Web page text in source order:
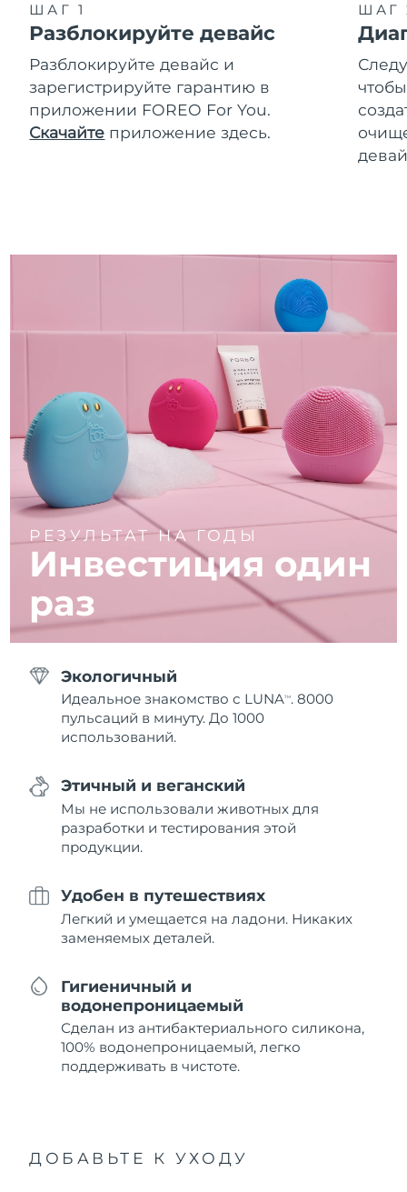
ШАГ 1
Разблокируйте девайс
Разблокируйте девайс и
зарегистрируйте гарантию в
приложении FOREO For You.
Скачайте приложение здесь.
ШАГ
РЕЗУЛЬТАТ НА ГОДЫ
Инвестиция один
раз
Экологичный
Идеальное знакомство с LUNATM . 8000
пульсаций в минуту. До 1000
использований.
Этичный и веганский
Мы не использовали животных для
разработки и тестирования этой
продукции.
Удобен в путешествиях
Легкий и умещается на ладони. Никаких
заменяемых деталей.
Гигиеничный и
водонепроницаемый
Сделан из антибактериального силикона,
100% водонепроницаемый, легко
поддерживать в чистоте.
ДОБАВЬТЕ К УХОДУ